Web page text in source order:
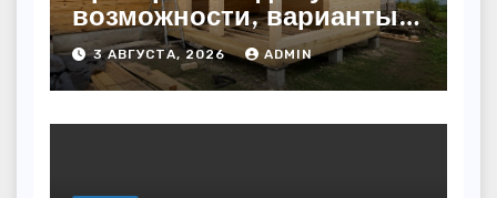
возможности, варианты и
особенности
3 АВГУСТА, 2026 ADMIN